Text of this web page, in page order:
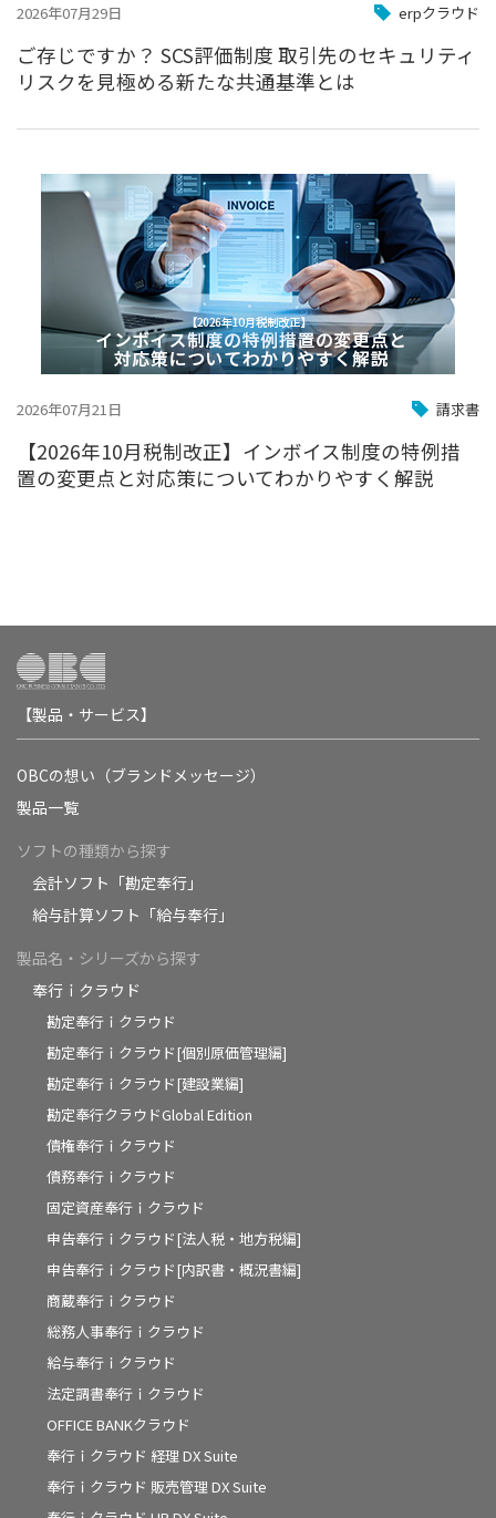
2026年07月29日 erpクラウド
ご存じですか？ SCS評価制度 取引先のセキュリティ
リスクを見極める新たな共通基準とは
2026年07月21日 請求書
【2026年10月税制改正】インボイス制度の特例措
置の変更点と対応策についてわかりやすく解説
【製品・サービス】
OBCの想い（ブランドメッセージ）
製品一覧
ソフトの種類から探す
会計ソフト「勘定奉行」
給与計算ソフト「給与奉行」
製品名・シリーズから探す
奉行ｉクラウド
勘定奉行ｉクラウド
勘定奉行ｉクラウド[個別原価管理編]
勘定奉行ｉクラウド[建設業編]
勘定奉行クラウドGlobal Edition
債権奉行ｉクラウド
債務奉行ｉクラウド
固定資産奉行ｉクラウド
申告奉行ｉクラウド[法人税・地方税編]
申告奉行ｉクラウド[内訳書・概況書編]
商蔵奉行ｉクラウド
総務人事奉行ｉクラウド
給与奉行ｉクラウド
法定調書奉行ｉクラウド
OFFICE BANKクラウド
奉行ｉクラウド 経理 DX Suite
奉行ｉクラウド 販売管理 DX Suite